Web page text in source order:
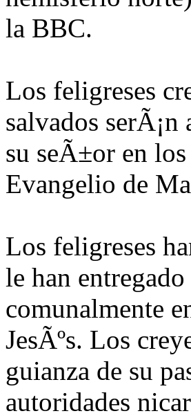
la BBC.
Los feligreses
salvados serÃ¡n
su seÃ±or en
Evangelio de
Los feligreses
le han
comunalmente
JesÃºs. Los
guianza de su
autoridades